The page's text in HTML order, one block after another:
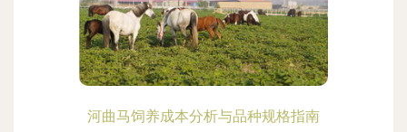
河曲马饲养成本分析与品种规格指南